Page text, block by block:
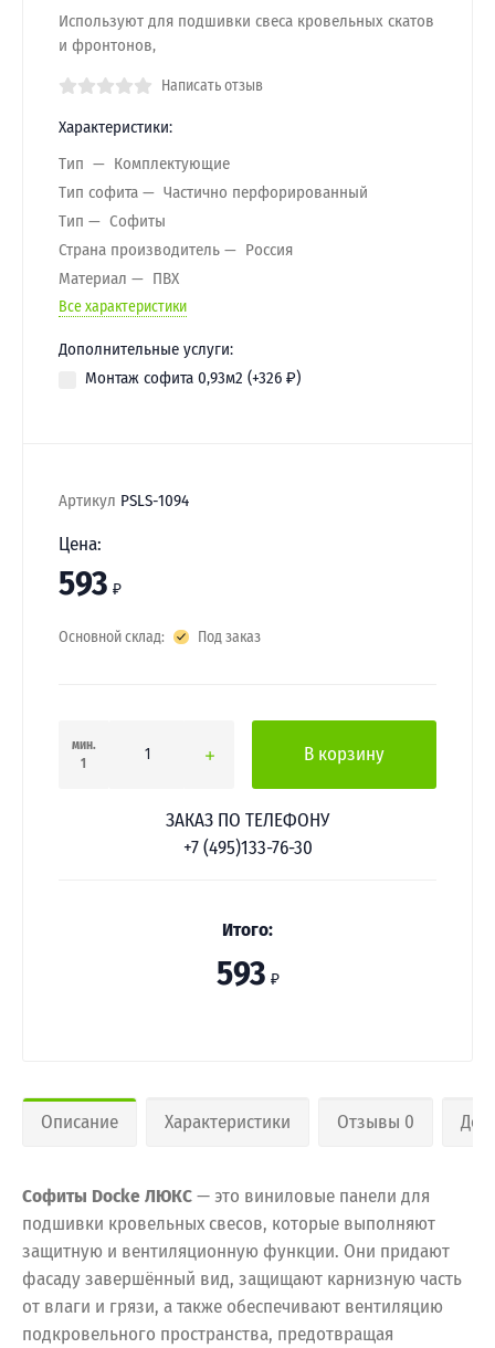
Используют для подшивки свеса кровельных скатов
и фронтонов,
Написать отзыв
Характеристики:
Тип
Комплектующие
Тип софита
Частично перфорированный
Тип
Софиты
Страна производитель
Россия
Материал
ПВХ
Все характеристики
Дополнительные услуги:
Монтаж софита 0,93м2 (+326 ₽)
Артикул PSLS-1094
Цена:
593 ₽
Основной склад: Под заказ
мин.
1
В корзину
ЗАКАЗ ПО ТЕЛЕФОНУ
+7 (495)133-76-30
Итого:
593 ₽
Описание Характеристики Отзывы 0
Софиты Docke ЛЮКС— это виниловые панели для
подшивки кровельных свесов, которые выполняют
защитную и вентиляционную функции. Они придают
фасаду завершённый вид, защищают карнизную часть
от влаги и грязи, а также обеспечивают вентиляцию
подкровельного пространства, предотвращая